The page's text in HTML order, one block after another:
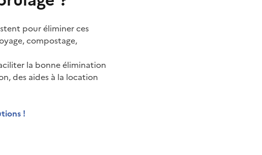
pour éliminer ces
compostage,
la bonne élimination
des aides à la location
!